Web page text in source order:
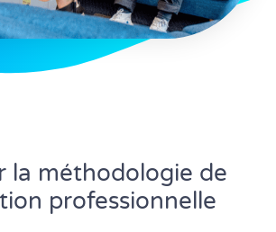
la méthodologie de
professionnelle